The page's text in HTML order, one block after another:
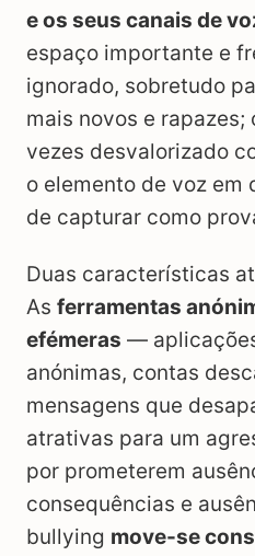
e os seus canais de
espaço importante e
ignorado, sobretudo
mais novos e rapazes;
vezes desvalorizado
o elemento de voz
de capturar como
Duas características
As ferramentas
efémeras —
anónimas, contas
mensagens que
atrativas para um
por prometerem
consequências e
bullying move-se